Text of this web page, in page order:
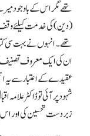
تھے مگر اس کے باوجود
(دین) کی خدمت کیلئے وقف
تھے۔ انہو ں نے بہت سی
ان کی ایک معروف تصنیف
عقیدے کے اعتبار سے یہ
شہود پر آئی تو ڈاکٹر
زبردست تحسین کی اور اس